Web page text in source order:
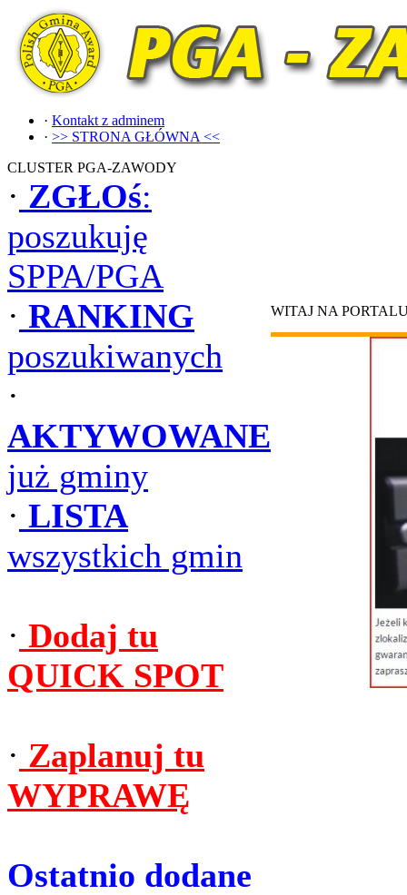
· Kontakt z adminem
· >> STRONA GŁÓWNA <<
CLUSTER PGA-ZAWODY
· ZGŁOś:
poszukuję
SPPA/PGA
· RANKING
poszukiwanych
·
AKTYWOWANE
już gminy
· LISTA
wszystkich gmin
· Dodaj tu
QUICK SPOT
· Zaplanuj tu
WYPRAWĘ
Ostatnio dodane
WITAJ NA